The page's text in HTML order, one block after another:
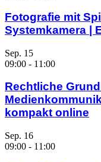
Fotografie mit
Systemkamera |
Sep. 15
09:00 - 11:00
Rechtliche
kompakt online
Sep. 16
09:00 - 11:00